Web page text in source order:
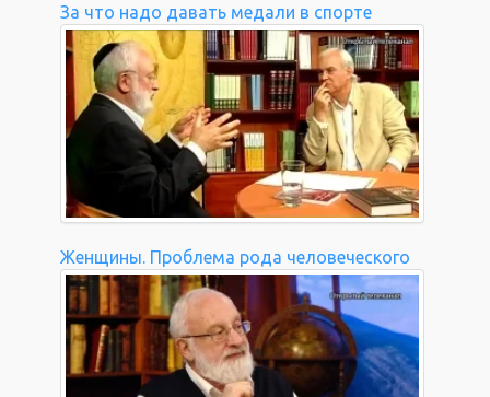
За что надо давать медали в спорте
Женщины. Проблема рода человеческого